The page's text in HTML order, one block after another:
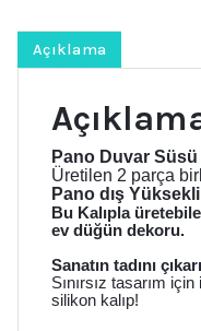
Açıklama
Pano Duvar Süsü
Üretilen 2 parça
Pano dış
Bu Kalıpla
ev düğün dekoru.
Sanatın tadını
Sınırsız tasarım
silikon kalıp!